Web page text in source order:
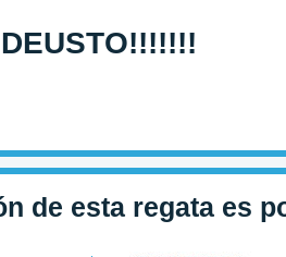
DEUSTO!!!!!!!
de esta regata es